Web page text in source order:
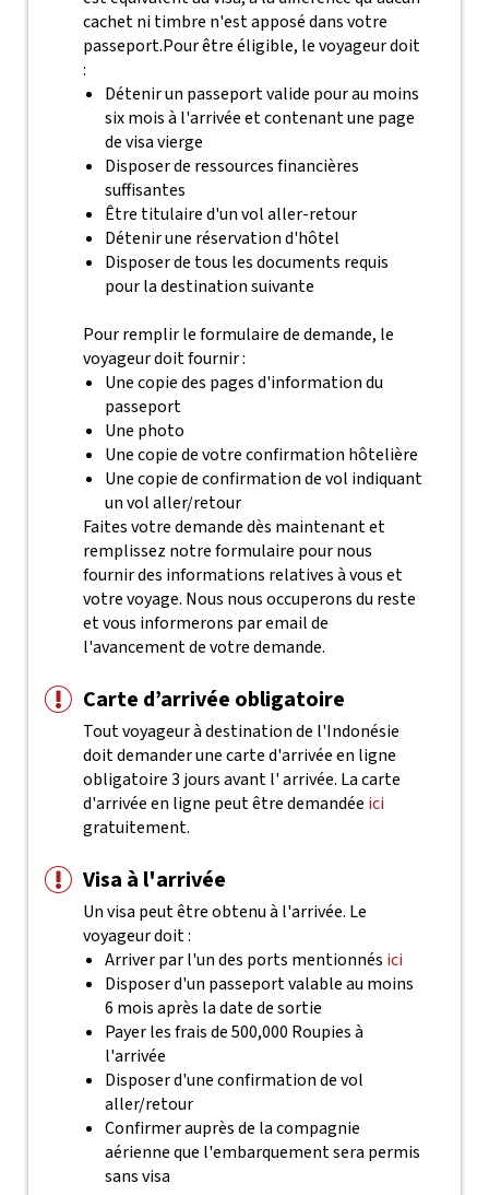
cachet ni timbre n'est apposé dans votre
passeport.Pour être éligible, le voyageur doit
:
Détenir un passeport valide pour au moins
six mois à l'arrivée et contenant une page
de visa vierge
Disposer de ressources financières
suffisantes
Être titulaire d'un vol aller-retour
Détenir une réservation d'hôtel
Disposer de tous les documents requis
pour la destination suivante
Pour remplir le formulaire de demande, le
voyageur doit fournir :
Une copie des pages d'information du
passeport
Une photo
Une copie de votre confirmation hôtelière
Une copie de confirmation de vol indiquant
un vol aller/retour
Faites votre demande dès maintenant et
remplissez notre formulaire pour nous
fournir des informations relatives à vous et
votre voyage. Nous nous occuperons du reste
et vous informerons par email de
l'avancement de votre demande.
Carte d’arrivée obligatoire
Tout voyageur à destination de l'Indonésie
doit demander une carte d'arrivée en ligne
obligatoire 3 jours avant l' arrivée. La carte
d'arrivée en ligne peut être demandée ici
gratuitement.
Visa à l'arrivée
Un visa peut être obtenu à l'arrivée. Le
voyageur doit :
Arriver par l'un des ports mentionnés ici
Disposer d'un passeport valable au moins
6 mois après la date de sortie
Payer les frais de 500,000 Roupies à
l'arrivée
Disposer d'une confirmation de vol
aller/retour
Confirmer auprès de la compagnie
aérienne que l'embarquement sera permis
sans visa